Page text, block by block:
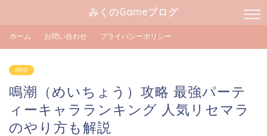
みくのGameブログ
ホーム お問い合わせ プライバシーポリシー
RPG
鳴潮（めいちょう）攻略 最強パーテ
ィーキャラランキング 人気リセマラ
のやり方も解説